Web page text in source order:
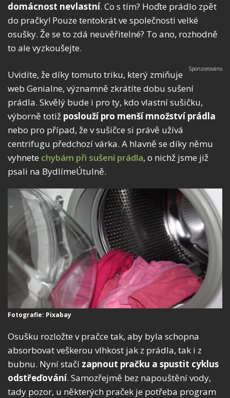
domácnost nevlastní. Co s tím? Hoďte prádlo zpět
do pračky! Pouze tentokrát ve společnosti velké
osušky. Že se to zdá neuvěřitelné? To ano, rozhodně
to ale vyzkoušejte.
Uvidíte, že díky tomuto triku, který zmiňuje
web Genialne, významně zkrátíte dobu sušení
prádla. Skvělý bude i pro ty, kdo vlastní sušičku,
výborně totiž poslouží pro menší množství prádla
nebo pro případ, že v sušičce si právě užívá
centrifugu předchozí várka. A hlavně se díky němu
vyhnete chybám při sušení prádla, o nichž jsme již
psali na BydlímeÚtulně.
Fotografie: Pixabay
Osušku rozložte v pračce tak, aby byla schopna
absorbovat veškerou vlhkost jak z prádla, tak i z
bubnu. Nyní stačí zapnout pračku a spustit cyklus
odstřeďování. Samozřejmě bez napouštění vody,
tady pozor, u některých praček je potřeba program